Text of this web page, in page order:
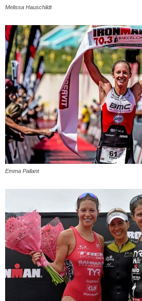
Melissa Hauschildt
Emma Pallant